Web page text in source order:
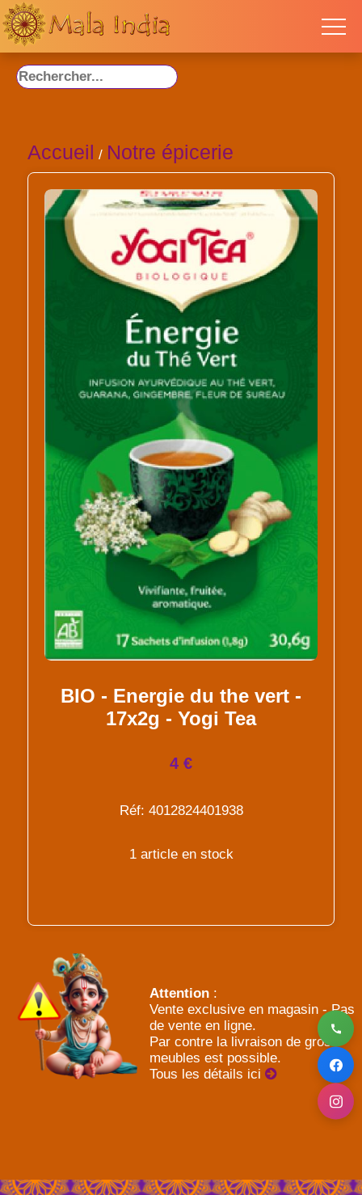
Accueil / Notre épicerie
BIO - Energie du the vert -
17x2g - Yogi Tea
4 €
Réf: 4012824401938
1 article en stock
Attention :
Vente exclusive en magasin - Pas
de vente en ligne.
Par contre la livraison de gros
meubles est possible.
Tous les détails ici